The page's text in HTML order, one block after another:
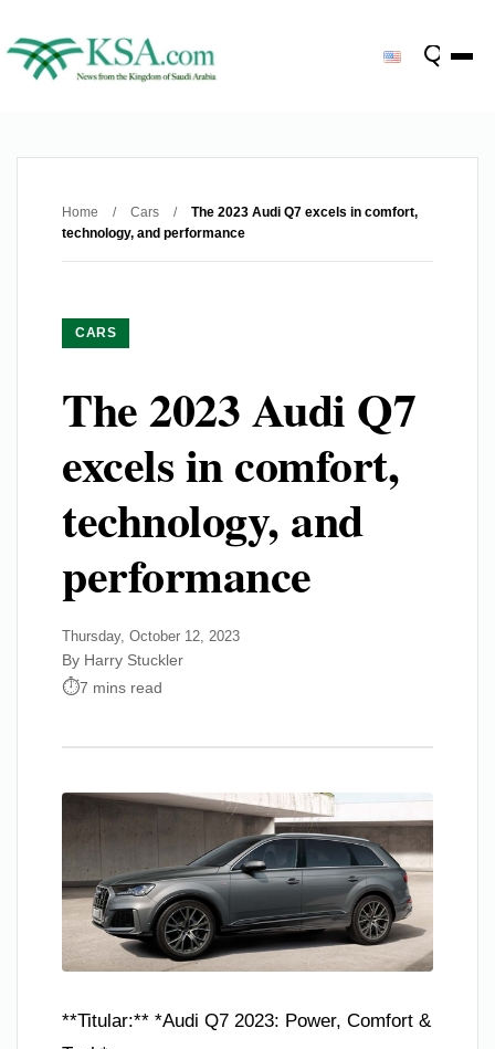
Home / Cars /
The 2023 Audi Q7 excels in comfort,
technology, and performance
CARS
The 2023 Audi Q7
excels in comfort,
technology, and
performance
Thursday, October 12, 2023
By Harry Stuckler
7 mins read
**Titular:** *Audi Q7 2023: Power, Comfort &